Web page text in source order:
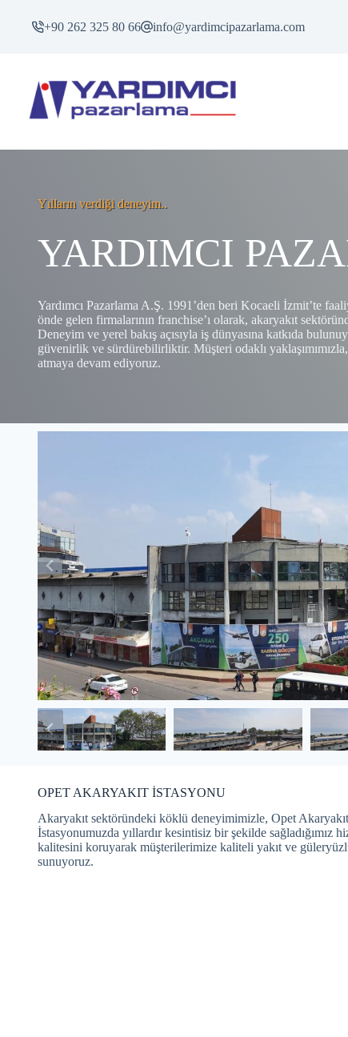
content
+90 262 325 80 66 info@yardimcipazarlama.com
Yılların verdiği deneyim..
YARDIMCI
Yardımcı Pazarlama A.Ş. 1991’den beri Kocaeli İzmit’te
önde gelen firmalarının franchise’ı olarak, akaryakıt
Deneyim ve yerel bakış açısıyla iş dünyasına katkıda
güvenirlik ve sürdürebilirliktir. Müşteri odaklı
atmaya devam ediyoruz.
OPET AKARYAKIT İSTASYONU
Akaryakıt sektöründeki köklü deneyimimizle, Opet Akaryakıt
İstasyonumuzda yıllardır kesintisiz bir şekilde sağladığımız
kalitesini koruyarak müşterilerimize kaliteli yakıt ve
sunuyoruz.